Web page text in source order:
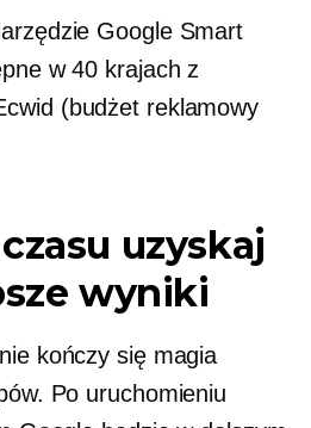
Google Smart
w 40 krajach z
(budżet reklamowy
uzyskaj
wyniki
kończy się magia
Po uruchomieniu